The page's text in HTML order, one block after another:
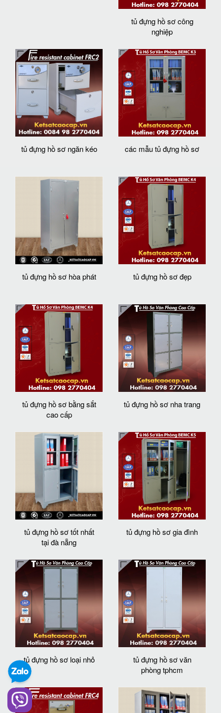
tủ đựng hồ sơ công
nghiệp
tủ đựng hồ sơ ngăn kéo các mẫu tủ đựng hồ sơ
tủ đựng hồ sơ hòa phát tủ đựng hồ sơ đẹp
tủ đựng hồ sơ bằng sắt
cao cấp
tủ đựng hồ sơ nha trang
tủ đựng hồ sơ tốt nhất
tại đà nẵng
tủ đựng hồ sơ gia đình
tủ đựng hồ sơ loại nhỏ
tủ đựng hồ sơ văn
phòng tphcm